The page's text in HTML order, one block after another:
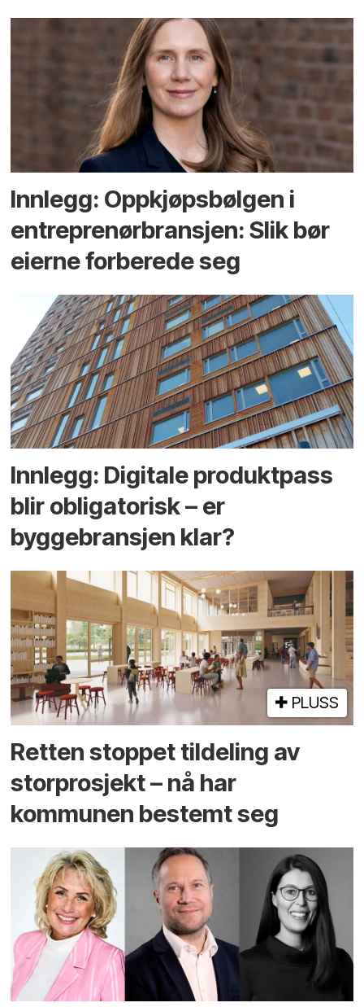
Innlegg: Oppkjøps­bølgen i
entreprenør­bransjen: Slik bør
eierne forberede seg
Innlegg: Digitale produktpass
blir obligatorisk – er
byggebransjen klar?
PLUSS
Retten stoppet tildeling av
storprosjekt – nå har
kommunen bestemt seg